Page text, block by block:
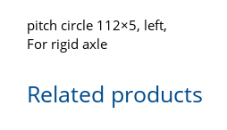
pitch circle 112×5, left,
For rigid axle
Related products